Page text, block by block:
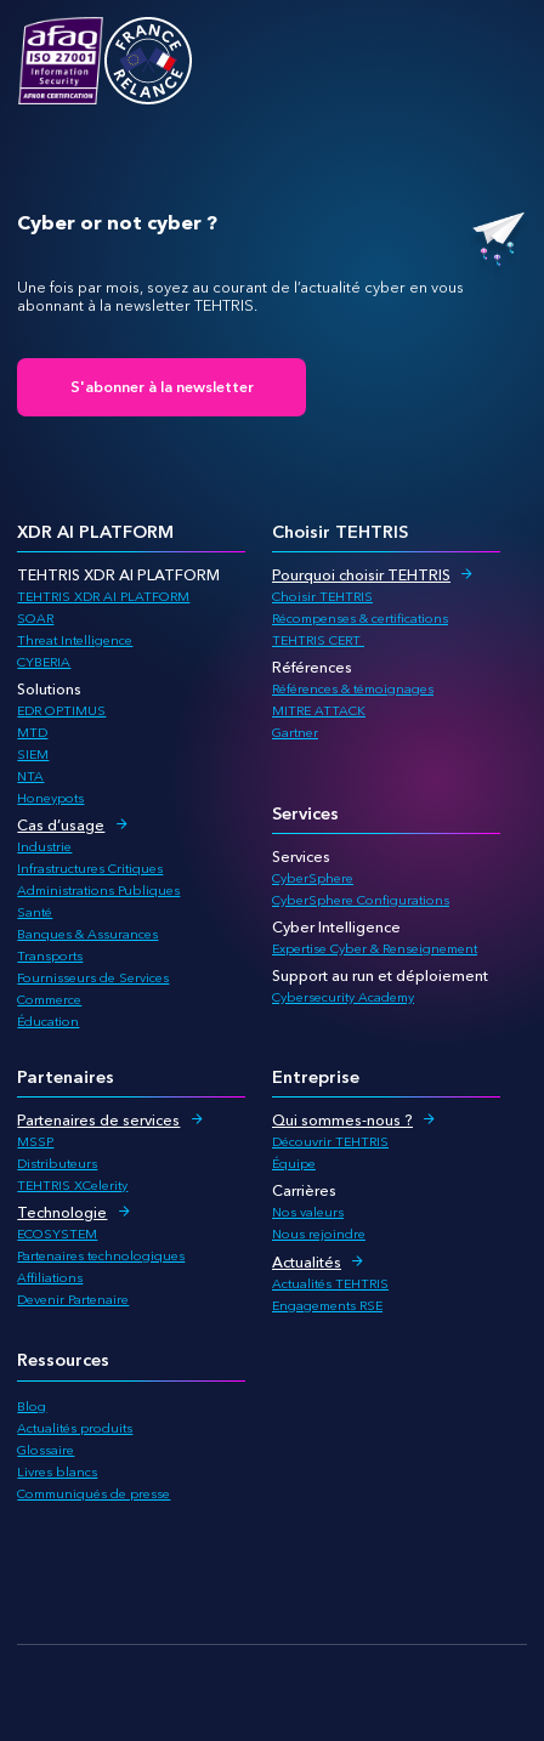
XDR AI PLATFORM
TEHTRIS XDR AI PLATFORM
TEHTRIS XDR AI PLATFORM
SOAR
Threat Intelligence
CYBERIA
Solutions
EDR OPTIMUS
MTD
SIEM
NTA
Honeypots
Cas d’usage
Industrie
Infrastructures Critiques
Administrations Publiques
Santé
Banques & Assurances
Transports
Fournisseurs de Services
Commerce
Éducation
Choisir TEHTRIS
Pourquoi choisir TEHTRIS
Choisir TEHTRIS
Récompenses & certifications
TEHTRIS CERT
Références
Références & témoignages
MITRE ATTACK
Gartner
Services
Services
CyberSphere
CyberSphere Configurations
Cyber Intelligence
Expertise Cyber & Renseignement
Support au run et déploiement
Cybersecurity Academy
Partenaires
Partenaires de services
MSSP
Distributeurs
TEHTRIS XCelerity
Technologie
ECOSYSTEM
Partenaires technologiques
Affiliations
Devenir Partenaire
Entreprise
Qui sommes-nous ?
Découvrir TEHTRIS
Équipe
Carrières
Nos valeurs
Nous rejoindre
Actualités
Actualités TEHTRIS
Engagements RSE
Ressources
Blog
Actualités produits
Glossaire
Livres blancs
Communiqués de presse
Cyber or not cyber ?
Une fois par mois, soyez au courant de l’actualité cyber en vous
abonnant à la newsletter TEHTRIS.
S'abonner à la newsletter